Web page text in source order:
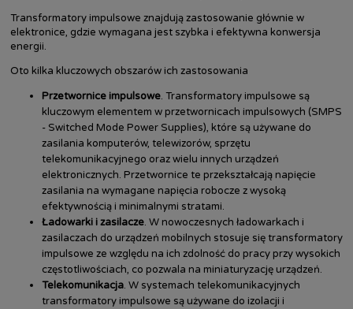
Transformatory impulsowe znajdują zastosowanie głównie w
elektronice, gdzie wymagana jest szybka i efektywna konwersja
energii.
Oto kilka kluczowych obszarów ich zastosowania
Przetwornice impulsowe. Transformatory impulsowe są
kluczowym elementem w przetwornicach impulsowych (SMPS
- Switched Mode Power Supplies), które są używane do
zasilania komputerów, telewizorów, sprzętu
telekomunikacyjnego oraz wielu innych urządzeń
elektronicznych. Przetwornice te przekształcają napięcie
zasilania na wymagane napięcia robocze z wysoką
efektywnością i minimalnymi stratami.
Ładowarki i zasilacze. W nowoczesnych ładowarkach i
zasilaczach do urządzeń mobilnych stosuje się transformatory
impulsowe ze względu na ich zdolność do pracy przy wysokich
częstotliwościach, co pozwala na miniaturyzację urządzeń.
Telekomunikacja. W systemach telekomunikacyjnych
transformatory impulsowe są używane do izolacji i